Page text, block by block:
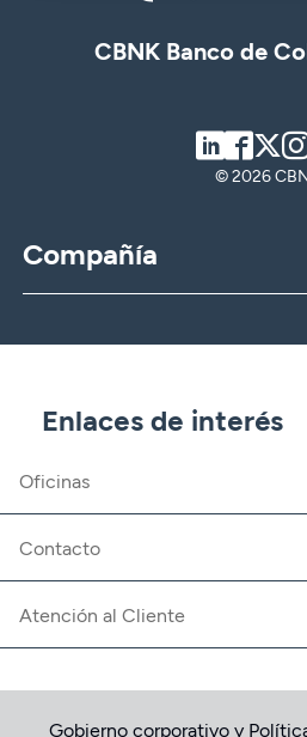
CBNK Banco de
LinkedIn
© 2026
Compañía
CBNK Gestión de Activos
Banca Partner
Trabaja con nosotros
Fundación CBNK
Enlaces de interés
Oficinas
Contacto
Atención al Cliente
Gobierno corporativo y